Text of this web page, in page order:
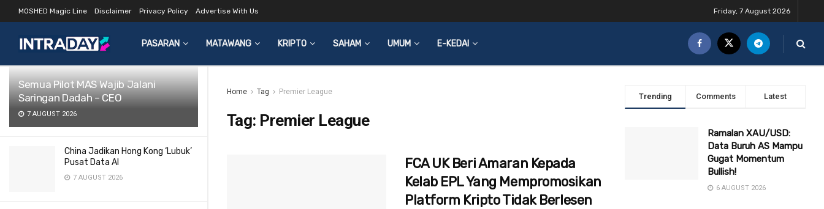
LATEST TRENDING Filter
Semua Pilot MAS Wajib Jalani
Saringan Dadah – CEO
7 AUGUST 2026
China Jadikan Hong Kong ‘Lubuk’
Pusat Data AI
7 AUGUST 2026
MOSHED Magic Line Disclaimer Privacy Policy Advertise With Us Friday, 7 August 2026
PASARAN MATAWANG KRIPTO SAHAM UMUM E-KEDAI
Home Tag Premier League
Tag: Premier League
FCA UK Beri Amaran Kepada
Kelab EPL Yang Mempromosikan
Platform Kripto Tidak Berlesen
Trending Comments Latest
Ramalan XAU/USD:
Data Buruh AS Mampu
Gugat Momentum
Bullish!
6 AUGUST 2026